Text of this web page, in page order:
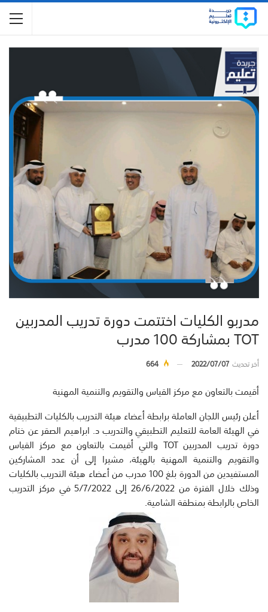
مدربو الكليات اختتمت دورة تدريب المدربين
TOT بمشاركة 100 مدرب
أخر تحديث2022/07/07
664
أقيمت بالتعاون مع مركز القياس والتقويم والتنمية المهنية
أعلن رئيس اللجان العاملة برابطة أعضاء هيئة التدريب بالكليات التطبيقية
في الهيئة العامة للتعليم التطبيقي والتدريب د. ابراهيم الصقر عن ختام
دورة تدريب المدربين TOT والتي أقيمت بالتعاون مع مركز القياس
والتقويم والتنمية المهنية بالهيئة، مشيرا إلى أن عدد المشاركين
المستفيدين من الدورة بلغ 100 مدرب من أعضاء هيئة التدريب بالكليات
وذلك خلال الفترة من 26/6/2022 إلى 5/7/2022 في مركز التدريب
الخاص بالرابطة بمنطقة الشامية.